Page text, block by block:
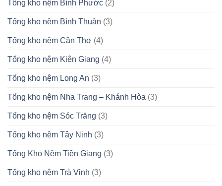
Tổng kho nệm Bình Phước (2)
Tổng kho nệm Bình Thuận (3)
Tổng kho nệm Cần Thơ (4)
Tổng kho nệm Kiên Giang (4)
Tổng kho nệm Long An (3)
Tổng kho nệm Nha Trang – Khánh Hòa (3)
Tổng kho nệm Sóc Trăng (3)
Tổng kho nệm Tây Ninh (3)
Tổng Kho Nệm Tiền Giang (3)
Tổng kho nệm Trà Vinh (3)